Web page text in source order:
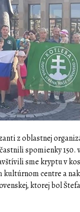
z oblastnej
spomienky
sme kryptu v
centre a
ktorej bol